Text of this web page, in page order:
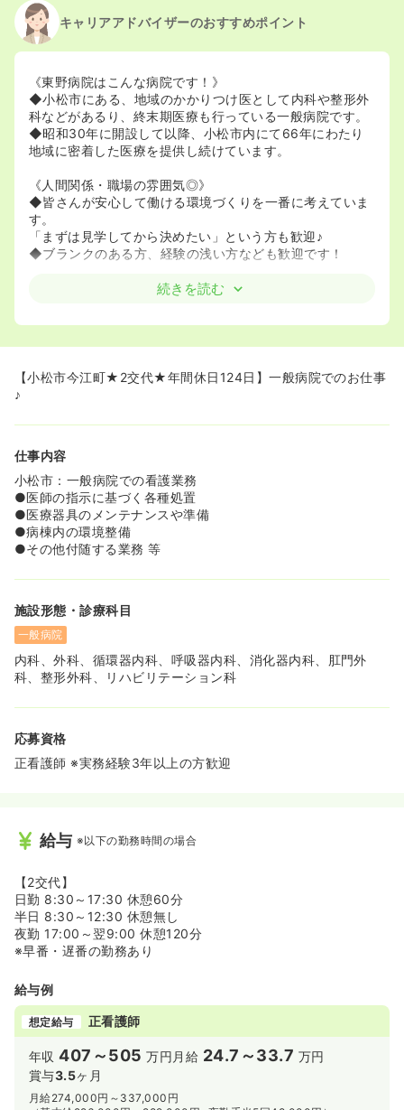
キャリアアドバイザーのおすすめポイント
《東野病院はこんな病院です！》
◆小松市にある、地域のかかりつけ医として内科や整形外
科などがあるり、終末期医療も行っている一般病院です。
◆昭和30年に開設して以降、小松市内にて66年にわたり
地域に密着した医療を提供し続けています。
《人間関係・職場の雰囲気◎》
◆皆さんが安心して働ける環境づくりを一番に考えていま
す。
「まずは見学してから決めたい」という方も歓迎♪
◆ブランクのある方、経験の浅い方なども歓迎です！
《働き方が選べます♪》
望に合わせて勤務することができます。
◆アットホームで穏やかな職場環境なので心身ともにゆっ
続きを読む
【小松市今江町★2交代★年間休日124日】一般病院でのお仕事
♪
仕事内容
小松市：一般病院での看護業務
●医師の指示に基づく各種処置
●医療器具のメンテナンスや準備
●病棟内の環境整備
●その他付随する業務 等
施設形態・診療科目
一般病院
内科、外科、循環器内科、呼吸器内科、消化器内科、肛門外
科、整形外科、リハビリテーション科
応募資格
正看護師 ※実務経験3年以上の方歓迎
給与 ※以下の勤務時間の場合
【2交代】
日勤 8:30～17:30 休憩60分
半日 8:30～12:30 休憩無し
夜勤 17:00～翌9:00 休憩120分
※早番・遅番の勤務あり
給与例
想定給与 正看護師
年収407～505 万円 月給 24.7～33.7 万円
賞与3.5ヶ月
月給274,000円～337,000円